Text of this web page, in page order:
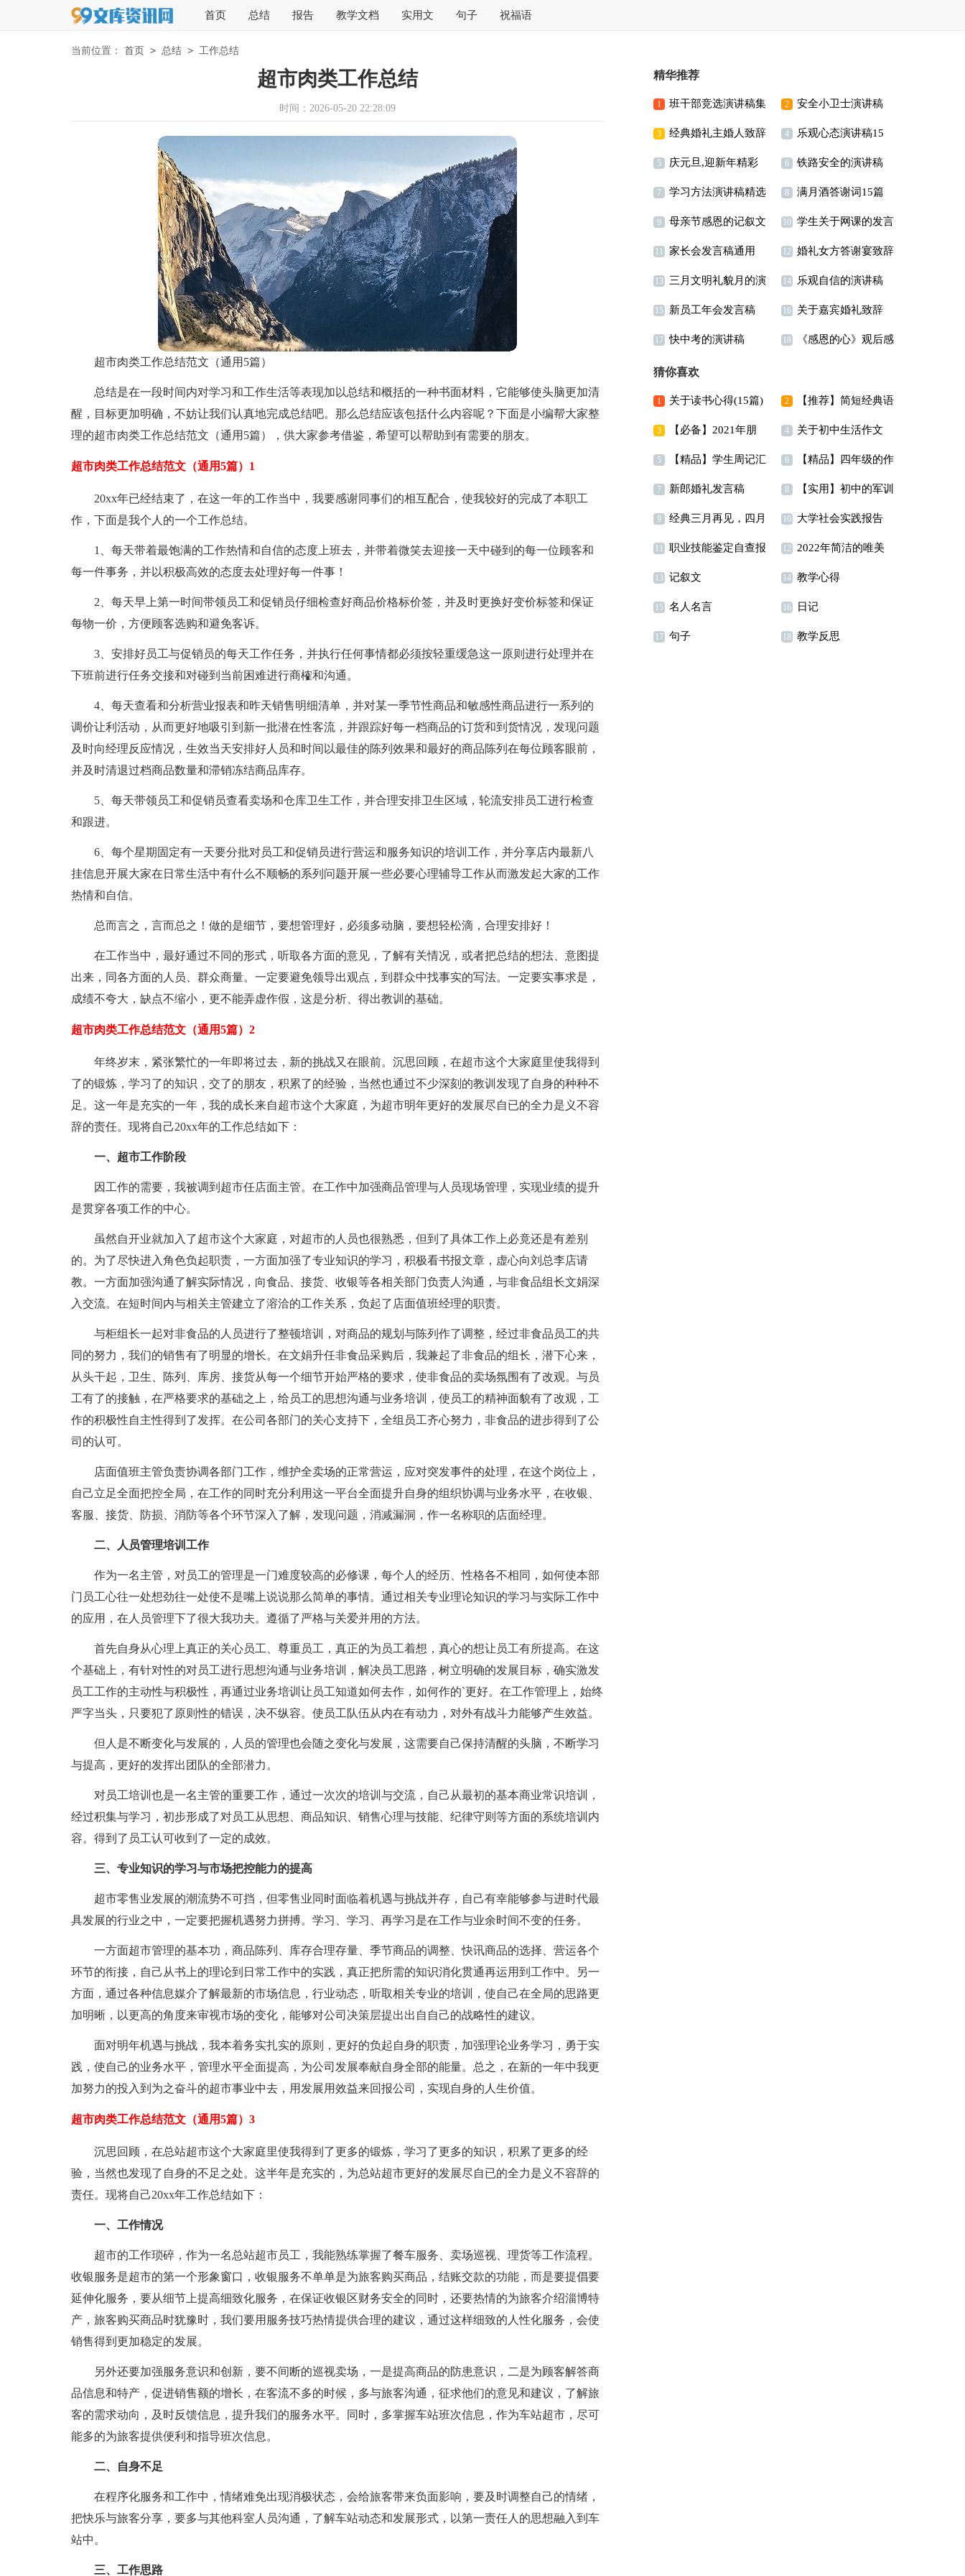
首页 总结 报告 教学文档 实用文 句子 祝福语
当前位置： 首页 > 总结 > 工作总结
超市肉类工作总结
时间：2026-05-20 22:28:09
超市肉类工作总结范文（通用5篇）
总结是在一段时间内对学习和工作生活等表现加以总结和概括的一种书面材料，它能够使头脑更加清
醒，目标更加明确，不妨让我们认真地完成总结吧。那么总结应该包括什么内容呢？下面是小编帮大家整
理的超市肉类工作总结范文（通用5篇），供大家参考借鉴，希望可以帮助到有需要的朋友。
超市肉类工作总结范文（通用5篇）1
20xx年已经结束了，在这一年的工作当中，我要感谢同事们的相互配合，使我较好的完成了本职工
作，下面是我个人的一个工作总结。
1、每天带着最饱满的工作热情和自信的态度上班去，并带着微笑去迎接一天中碰到的每一位顾客和
每一件事务，并以积极高效的态度去处理好每一件事！
2、每天早上第一时间带领员工和促销员仔细检查好商品价格标价签，并及时更换好变价标签和保证
每物一价，方便顾客选购和避免客诉。
3、安排好员工与促销员的每天工作任务，并执行任何事情都必须按轻重缓急这一原则进行处理并在
下班前进行任务交接和对碰到当前困难进行商榷和沟通。
4、每天查看和分析营业报表和昨天销售明细清单，并对某一季节性商品和敏感性商品进行一系列的
调价让利活动，从而更好地吸引到新一批潜在性客流，并跟踪好每一档商品的订货和到货情况，发现问题
及时向经理反应情况，生效当天安排好人员和时间以最佳的陈列效果和最好的商品陈列在每位顾客眼前，
并及时清退过档商品数量和滞销冻结商品库存。
5、每天带领员工和促销员查看卖场和仓库卫生工作，并合理安排卫生区域，轮流安排员工进行检查
和跟进。
6、每个星期固定有一天要分批对员工和促销员进行营运和服务知识的培训工作，并分享店内最新八
挂信息开展大家在日常生活中有什么不顺畅的系列问题开展一些必要心理辅导工作从而激发起大家的工作
热情和自信。
总而言之，言而总之！做的是细节，要想管理好，必须多动脑，要想轻松滴，合理安排好！
在工作当中，最好通过不同的形式，听取各方面的意见，了解有关情况，或者把总结的想法、意图提
出来，同各方面的人员、群众商量。一定要避免领导出观点，到群众中找事实的写法。一定要实事求是，
成绩不夸大，缺点不缩小，更不能弄虚作假，这是分析、得出教训的基础。
超市肉类工作总结范文（通用5篇）2
年终岁末，紧张繁忙的一年即将过去，新的挑战又在眼前。沉思回顾，在超市这个大家庭里使我得到
了的锻炼，学习了的知识，交了的朋友，积累了的经验，当然也通过不少深刻的教训发现了自身的种种不
足。这一年是充实的一年，我的成长来自超市这个大家庭，为超市明年更好的发展尽自已的全力是义不容
辞的责任。现将自己20xx年的工作总结如下：
一、超市工作阶段
因工作的需要，我被调到超市任店面主管。在工作中加强商品管理与人员现场管理，实现业绩的提升
是贯穿各项工作的中心。
虽然自开业就加入了超市这个大家庭，对超市的人员也很熟悉，但到了具体工作上必竟还是有差别
的。为了尽快进入角色负起职责，一方面加强了专业知识的学习，积极看书报文章，虚心向刘总李店请
教。一方面加强沟通了解实际情况，向食品、接货、收银等各相关部门负责人沟通，与非食品组长文娟深
入交流。在短时间内与相关主管建立了溶洽的工作关系，负起了店面值班经理的职责。
与柜组长一起对非食品的人员进行了整顿培训，对商品的规划与陈列作了调整，经过非食品员工的共
同的努力，我们的销售有了明显的增长。在文娟升任非食品采购后，我兼起了非食品的组长，潜下心来，
从头干起，卫生、陈列、库房、接货从每一个细节开始严格的要求，使非食品的卖场氛围有了改观。与员
工有了的接触，在严格要求的基础之上，给员工的思想沟通与业务培训，使员工的精神面貌有了改观，工
作的积极性自主性得到了发挥。在公司各部门的关心支持下，全组员工齐心努力，非食品的进步得到了公
司的认可。
店面值班主管负责协调各部门工作，维护全卖场的正常营运，应对突发事件的处理，在这个岗位上，
自己立足全面把控全局，在工作的同时充分利用这一平台全面提升自身的组织协调与业务水平，在收银、
客服、接货、防损、消防等各个环节深入了解，发现问题，消减漏洞，作一名称职的店面经理。
二、人员管理培训工作
作为一名主管，对员工的管理是一门难度较高的必修课，每个人的经历、性格各不相同，如何使本部
门员工心往一处想劲往一处使不是嘴上说说那么简单的事情。通过相关专业理论知识的学习与实际工作中
的应用，在人员管理下了很大我功夫。遵循了严格与关爱并用的方法。
首先自身从心理上真正的关心员工、尊重员工，真正的为员工着想，真心的想让员工有所提高。在这
个基础上，有针对性的对员工进行思想沟通与业务培训，解决员工思路，树立明确的发展目标，确实激发
员工工作的主动性与积极性，再通过业务培训让员工知道如何去作，如何作的`更好。在工作管理上，始终
严字当头，只要犯了原则性的错误，决不纵容。使员工队伍从内在有动力，对外有战斗力能够产生效益。
但人是不断变化与发展的，人员的管理也会随之变化与发展，这需要自己保持清醒的头脑，不断学习
与提高，更好的发挥出团队的全部潜力。
对员工培训也是一名主管的重要工作，通过一次次的培训与交流，自己从最初的基本商业常识培训，
经过积集与学习，初步形成了对员工从思想、商品知识、销售心理与技能、纪律守则等方面的系统培训内
容。得到了员工认可收到了一定的成效。
三、专业知识的学习与市场把控能力的提高
超市零售业发展的潮流势不可挡，但零售业同时面临着机遇与挑战并存，自己有幸能够参与进时代最
具发展的行业之中，一定要把握机遇努力拼搏。学习、学习、再学习是在工作与业余时间不变的任务。
一方面超市管理的基本功，商品陈列、库存合理存量、季节商品的调整、快讯商品的选择、营运各个
环节的衔接，自己从书上的理论到日常工作中的实践，真正把所需的知识消化贯通再运用到工作中。另一
方面，通过各种信息媒介了解最新的市场信息，行业动态，听取相关专业的培训，使自己在全局的思路更
加明晰，以更高的角度来审视市场的变化，能够对公司决策层提出出自自己的战略性的建议。
面对明年机遇与挑战，我本着务实扎实的原则，更好的负起自身的职责，加强理论业务学习，勇于实
践，使自己的业务水平，管理水平全面提高，为公司发展奉献自身全部的能量。总之，在新的一年中我更
加努力的投入到为之奋斗的超市事业中去，用发展用效益来回报公司，实现自身的人生价值。
超市肉类工作总结范文（通用5篇）3
沉思回顾，在总站超市这个大家庭里使我得到了更多的锻炼，学习了更多的知识，积累了更多的经
验，当然也发现了自身的不足之处。这半年是充实的，为总站超市更好的发展尽自已的全力是义不容辞的
责任。现将自己20xx年工作总结如下：
一、工作情况
超市的工作琐碎，作为一名总站超市员工，我能熟练掌握了餐车服务、卖场巡视、理货等工作流程。
收银服务是超市的第一个形象窗口，收银服务不单单是为旅客购买商品，结账交款的功能，而是要提倡要
延伸化服务，要从细节上提高细致化服务，在保证收银区财务安全的同时，还要热情的为旅客介绍淄博特
产，旅客购买商品时犹豫时，我们要用服务技巧热情提供合理的建议，通过这样细致的人性化服务，会使
销售得到更加稳定的发展。
另外还要加强服务意识和创新，要不间断的巡视卖场，一是提高商品的防患意识，二是为顾客解答商
品信息和特产，促进销售额的增长，在客流不多的时候，多与旅客沟通，征求他们的意见和建议，了解旅
客的需求动向，及时反馈信息，提升我们的服务水平。同时，多掌握车站班次信息，作为车站超市，尽可
能多的为旅客提供便利和指导班次信息。
二、自身不足
在程序化服务和工作中，情绪难免出现消极状态，会给旅客带来负面影响，要及时调整自己的情绪，
把快乐与旅客分享，要多与其他科室人员沟通，了解车站动态和发展形式，以第一责任人的思想融入到车
站中。
三、工作思路
精华推荐
1 班干部竞选演讲稿集
合15篇
2 安全小卫士演讲稿
3 经典婚礼主婚人致辞 4 乐观心态演讲稿15
篇
5 庆元旦,迎新年精彩
讲话稿
6 铁路安全的演讲稿
15篇
7 学习方法演讲稿精选
15篇
8 满月酒答谢词15篇
9 母亲节感恩的记叙文 10 学生关于网课的发言
稿
11 家长会发言稿通用
15篇
12 婚礼女方答谢宴致辞
13 三月文明礼貌月的演
讲稿
14 乐观自信的演讲稿
15 新员工年会发言稿 16 关于嘉宾婚礼致辞
17 快中考的演讲稿 18 《感恩的心》观后感
猜你喜欢
1 关于读书心得(15篇) 2 【推荐】简短经典语
录锦集68条
3 【必备】2021年朋
友圈伤感语句30句
4 关于初中生活作文
300字汇编8篇
5 【精品】学生周记汇
编7篇
6 【精品】四年级的作
文汇编6篇
7 新郎婚礼发言稿 8 【实用】初中的军训
作文集合五篇
9 经典三月再见，四月
你好唯美说说座右铭汇
总100句
10 大学社会实践报告
13篇
11 职业技能鉴定自查报
告
12 2022年简洁的唯美
爱情句子集合38条
13 记叙文 14 教学心得
15 名人名言 16 日记
17 句子 18 教学反思